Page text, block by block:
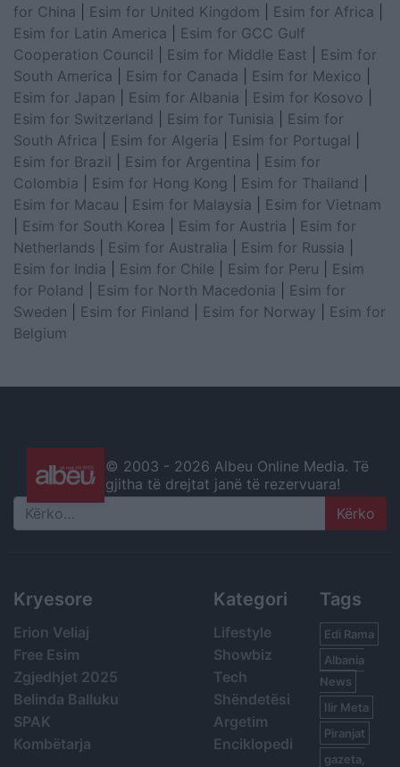
for China
Esim for United Kingdom Esim for Africa
Esim for Latin America
Esim for GCC Gulf
Cooperation Council
Esim for Middle East
Esim for
South America
Esim for Canada Esim for Mexico
Esim for Japan
Esim for Albania Esim for Kosovo
Esim for Switzerland
Esim for Tunisia
Esim for
South Africa
Esim for Algeria Esim for Portugal
Esim for Brazil
Esim for Argentina
Esim for
Colombia
Esim for Hong Kong Esim for Thailand
Esim for Macau
Esim for Malaysia
Esim for Vietnam
Esim for South Korea Esim for Austria
Esim for
Netherlands
Esim for Australia Esim for Russia
Esim for India
Esim for Chile Esim for Peru
Esim
for Poland
Esim for North Macedonia
Esim for
Sweden
Esim for Finland Esim for Norway
Esim for
Belgium
© 2003 - 2026 Albeu Online Media. Të
gjitha të drejtat janë të rezervuara!
Search
Kryesore
Erion Veliaj
Free Esim
Zgjedhjet 2025
Belinda Balluku
SPAK
Kombëtarja
Kategori
Lifestyle
Showbiz
Tech
Shëndetësi
Argetim
Enciklopedi
Tags
Edi Rama
Albania
News
Ilir Meta
Piranjat
gazeta,